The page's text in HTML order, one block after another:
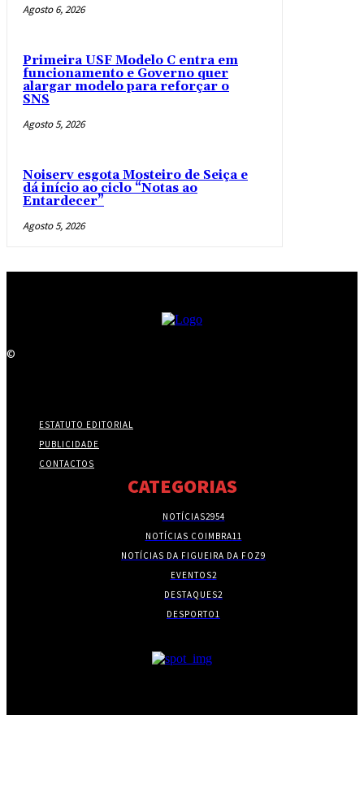
Agosto 6, 2026
Primeira USF Modelo C entra em
funcionamento e Governo quer
alargar modelo para reforçar o
SNS
Agosto 5, 2026
Noiserv esgota Mosteiro de Seiça e
dá início ao ciclo “Notas ao
Entardecer”
Agosto 5, 2026
©
ESTATUTO EDITORIAL
PUBLICIDADE
CONTACTOS
CATEGORIAS
NOTÍCIAS2954
NOTÍCIAS COIMBRA11
NOTÍCIAS DA FIGUEIRA DA FOZ9
EVENTOS2
DESTAQUES2
DESPORTO1